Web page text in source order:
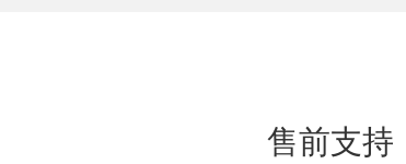
售前支持